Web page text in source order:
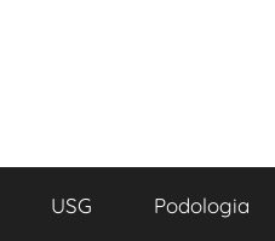
USG Podologia